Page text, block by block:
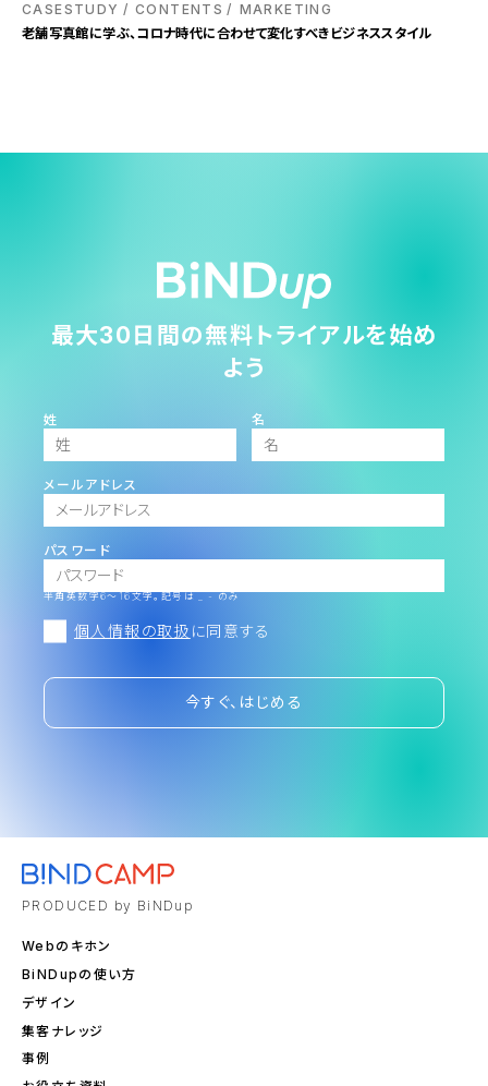
CASESTUDY
CONTENTS MARKETING
老舗写真館に学ぶ、コロナ時代に合わせて変化すべきビジネススタイル
最大30日間の無料トライアルを始め
よう
姓 名
メールアドレス
パスワード
半角英数字6～16文字。記号は _ - のみ
個人情報の取扱 に同意する
今すぐ、はじめる
PRODUCED by BiNDup
Webのキホン
BiNDupの使い方
デザイン
集客ナレッジ
事例